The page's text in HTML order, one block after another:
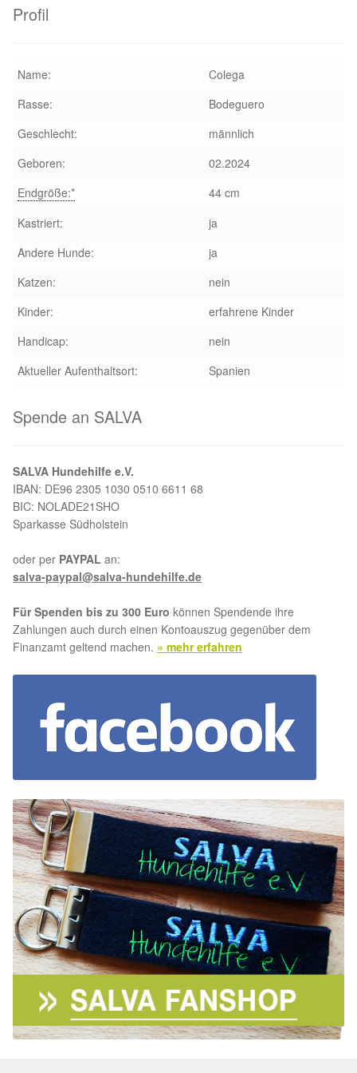
Profil
Name:
Colega
Rasse:
Bodeguero
Geschlecht:
männlich
Geboren:
02.2024
Endgröße:*
44 cm
Kastriert:
ja
Andere Hunde:
ja
Katzen:
nein
Kinder:
erfahrene Kinder
Handicap:
nein
Aktueller Aufenthaltsort:
Spanien
Spende an SALVA
SALVA Hundehilfe e.V.
IBAN: DE96 2305 1030 0510 6611 68
BIC: NOLADE21SHO
Sparkasse Südholstein
oder per PAYPAL an:
salva-paypal@salva-hundehilfe.de
Für Spenden bis zu 300 Euro können Spendende ihre
Zahlungen auch durch einen Kontoauszug gegenüber dem
Finanzamt geltend machen. » mehr erfahren